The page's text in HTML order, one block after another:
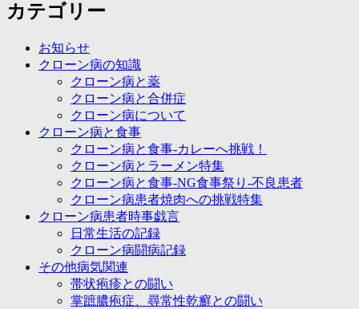
カテゴリー
お知らせ
クローン病の知識
クローン病と薬
クローン病と合併症
クローン病について
クローン病と食事
クローン病と食事-カレーへ挑戦！
クローン病とラーメン特集
クローン病と食事-NG食事祭り-不良患者
クローン病患者焼肉への挑戦特集
クローン病患者時事戯言
日常生活の記録
クローン病闘病記録
その他病気関連
帯状疱疹との闘い
掌蹠膿疱症、尋常性乾癬との闘い